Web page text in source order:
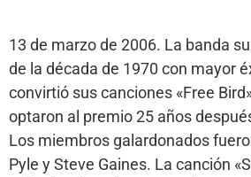
13 de marzo de 2006. La banda
de la década de 1970 con mayor
convirtió sus canciones «Free
optaron al premio 25 años
Los miembros galardonados
Pyle y Steve Gaines. La canción